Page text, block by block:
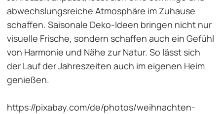
abwechslungsreiche Atmosphäre im Zuhause
schaffen. Saisonale Deko-Ideen bringen nicht nur
visuelle Frische, sondern schaffen auch ein Gefühl
von Harmonie und Nähe zur Natur. So lässt sich
der Lauf der Jahreszeiten auch im eigenen Heim
genießen.
https://pixabay.com/de/photos/weihnachten-